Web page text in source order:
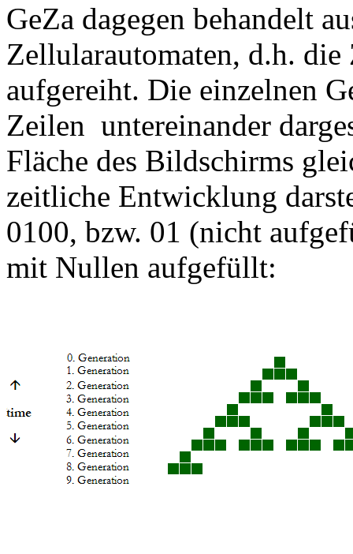
GeZa dagegen behandelt
Zellularautomaten, d.h.
aufgereiht. Die einzelnen
Zeilen untereinander
Fläche des Bildschirms
zeitliche Entwicklung
0100, bzw. 01 (nicht
mit Nullen aufgefüllt: